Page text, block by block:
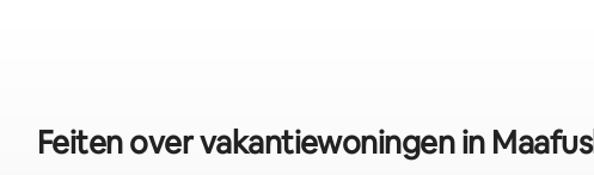
Feiten over vakantiewoningen in